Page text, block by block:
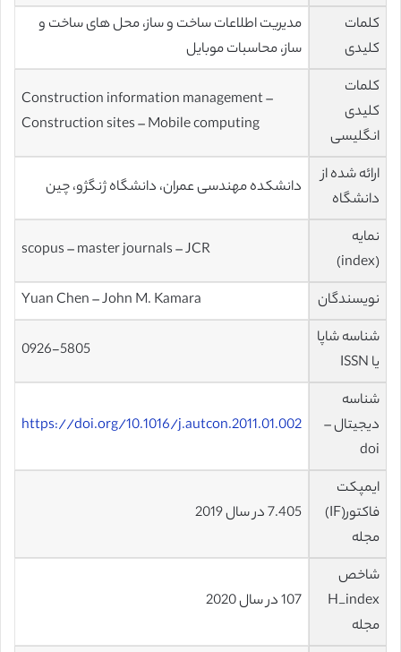
کلمات
کلیدی
مدیریت اطلاعات ساخت و ساز، محل های ساخت و
ساز، محاسبات موبایل
کلمات
کلیدی
انگلیسی
Construction information management –
Construction sites – Mobile computing
ارائه شده از
دانشگاه
دانشکده مهندسی عمران، دانشگاه ژنگژو، چین
نمایه
(index)
scopus – master journals – JCR
نویسندگان
Yuan Chen – John M. Kamara
شناسه شاپا
یا ISSN
0926-5805
شناسه
دیجیتال –
doi
https://doi.org/10.1016/j.autcon.2011.01.002
ایمپکت
فاکتور(IF)
مجله
7.405 در سال 2019
شاخص
H_index
مجله
107 در سال 2020